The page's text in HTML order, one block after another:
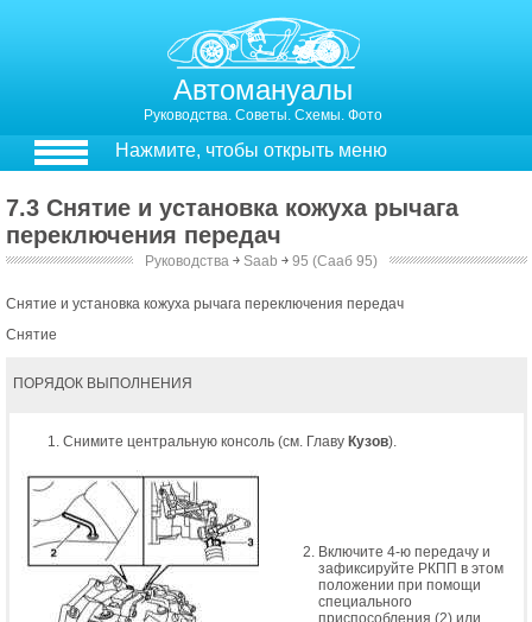
Автомануалы
Руководства. Советы. Схемы. Фото
Нажмите, чтобы открыть меню
7.3 Снятие и установка кожуха рычага
переключения передач
Руководства ￫ Saab ￫ 95 (Сааб 95)
Снятие и установка кожуха рычага переключения передач
Снятие
ПОРЯДОК ВЫПОЛНЕНИЯ
Снимите центральную консоль (см. Главу Кузов).
Включите 4-ю передачу и
зафиксируйте РКПП в этом
положении при помощи
специального
приспособления (2) или